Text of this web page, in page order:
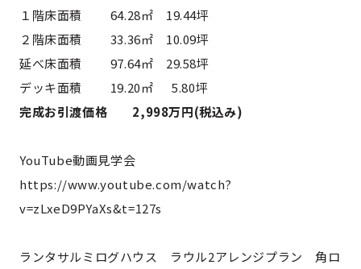
１階床面積 64.28㎡ 19.44坪
２階床面積 33.36㎡ 10.09坪
延べ床面積 97.64㎡ 29.58坪
デッキ面積 19.20㎡ 5.80坪
完成お引渡価格 2,998万円(税込み)
YouTube動画見学会
https://www.youtube.com/watch?
v=zLxeD9PYaXs&t=127s
ランタサルミログハウス ラウル2アレンジプラン 角ロ